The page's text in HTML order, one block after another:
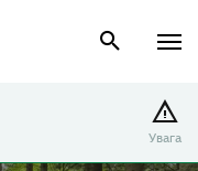
Увага